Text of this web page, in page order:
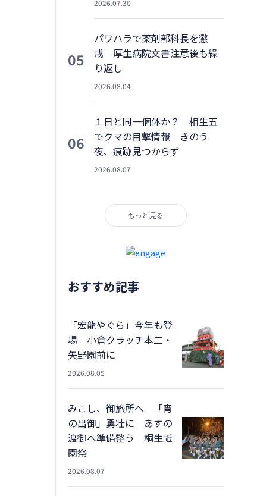
2026.07.30
05
パワハラで薬剤部科長を懲
戒 厚生病院文書注意後も繰
り返し
2026.08.04
06
１日と同一個体か？ 相生五
でクマの目撃情報 きのう
夜、痕跡見つからず
2026.08.07
もっと見る
おすすめ記事
「宏龍やぐら」今年も登
場 小倉クラッチ本二・
矢野園前に
2026.08.05
みこし、御旅所へ 「宵
の出御」勇壮に あすの
渡御へ準備整う 桐生祇
園祭
2026.08.07